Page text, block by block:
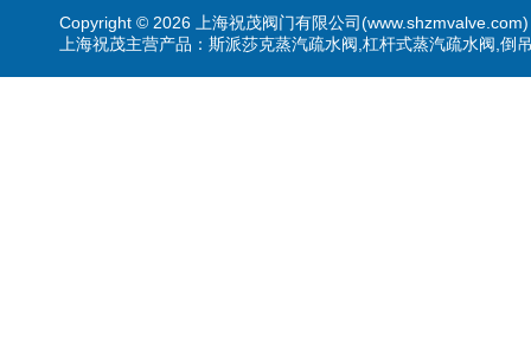
Copyright © 2026 上海祝茂阀门有限公司
上海祝茂主营产品：斯派莎克蒸汽疏水阀,杠杆式蒸汽疏水阀,倒